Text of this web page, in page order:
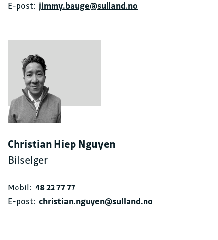
E-post: jimmy.bauge@sulland.no
Christian Hiep Nguyen
Bilselger
Mobil: 48 22 77 77
E-post: christian.nguyen@sulland.no